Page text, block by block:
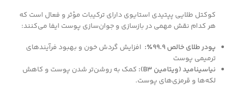
کوکتل طلایی پپتیدی استایوی دارای ترکیبات مؤثر و فعال است که
هر کدام نقش مهمی در بازسازی و جوان‌سازی پوست ایفا می‌کنند:
پودر طلای خالص 99.9٪:
افزایش گردش خون و بهبود فرآیندهای
ترمیمی پوست
نیاسینامید (ویتامین B3):
کمک به روشن‌تر شدن پوست و کاهش
لکه‌ها و قرمزی‌های پوست.